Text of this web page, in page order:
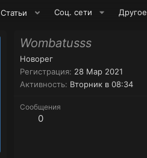
Статьи Соц. сети Другое
Wombatusss
Новорег
Регистрация 28 Мар 2021
Активность Вторник в 08:34
Сообщения
0